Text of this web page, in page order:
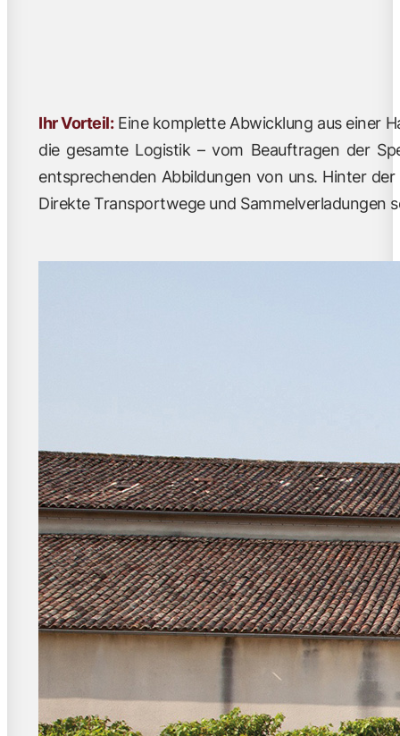
Ihr Vorteil:Eine komplette Abwicklung aus einer
die gesamte Logistik – vom Beauftragen der
entsprechenden Abbildungen von uns. Hinter
Direkte Transportwege und Sammelverladungen